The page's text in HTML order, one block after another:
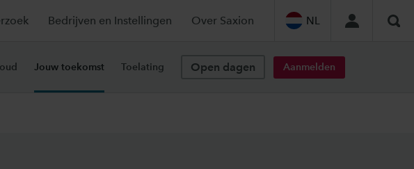
Bedrijven en Instellingen Over Saxion NL
Jouw toekomst Toelating Open dagen Aanmelden